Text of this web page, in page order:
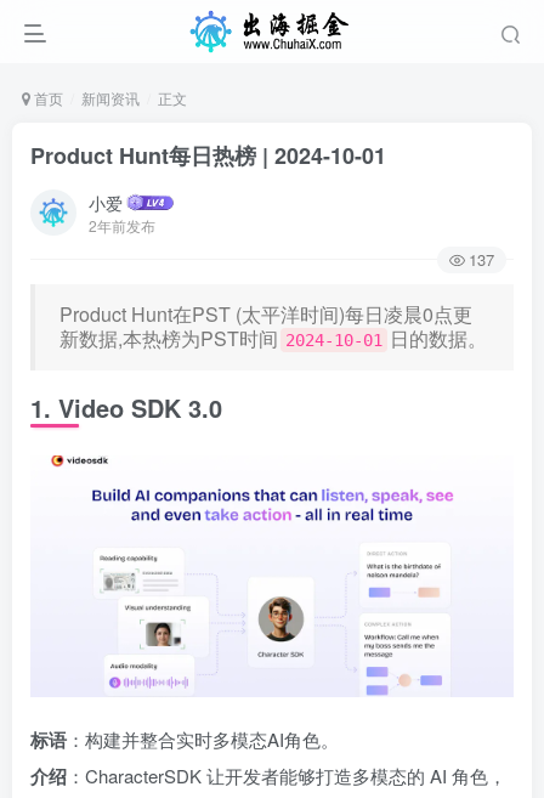
首页 新闻资讯 正文
Product Hunt每日热榜 | 2024-10-01
小爱
2年前发布
137
Product Hunt在PST (太平洋时间)每日凌晨0点更
新数据,本热榜为PST时间 2024-10-01 日的数据。
1. Video SDK 3.0
标语 ：构建并整合实时多模态AI角色。
介绍 ：CharacterSDK 让开发者能够打造多模态的 AI 角色，